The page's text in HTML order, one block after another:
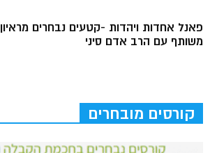
פאנל אחדות ויהדות -קטעים נבחרים מראיון
משותף עם הרב אדם סיני
קורסים מובחרים